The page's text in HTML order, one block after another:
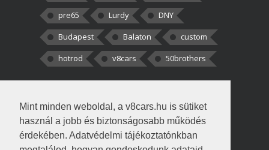
Mint minden weboldal, a v8cars.hu is sütiket
használ a jobb és biztonságosabb működés
érdekében. Adatvédelmi tájékoztatónkban
pre65
Lurdy
DNY
Budapest
Balaton
custom
hotrod
v8cars 50brothers
kortisz:Elszúrtam! Én csak két
darabbaal számoltam. Nem tudtam, hogy fél autót,